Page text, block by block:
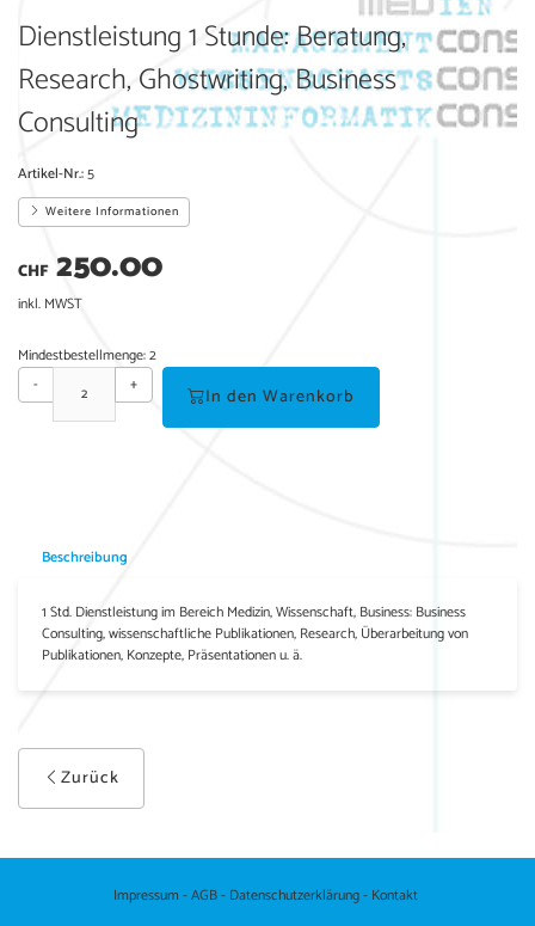
Dienstleistung 1 Stunde: Beratung,
Research, Ghostwriting, Business
Consulting
Artikel-Nr.:5
Weitere Informationen
CHF 250.00
inkl. MWST
Mindestbestellmenge: 2
- + In den Warenkorb
Beschreibung
1 Std. Dienstleistung im Bereich Medizin, Wissenschaft, Business: Business
Consulting, wissenschaftliche Publikationen, Research, Überarbeitung von
Publikationen, Konzepte, Präsentationen u. ä.
Zurück
Impressum -AGB- Datenschutzerklärung- Kontakt